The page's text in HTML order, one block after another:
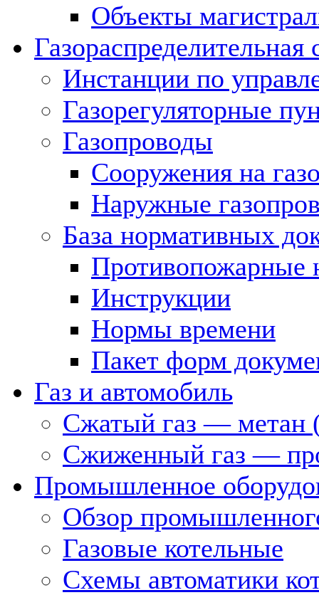
Объекты
Газораспределительная
Инстанции по
Газорегуляторные
Газопроводы
Сооружения на
Наружные
База нормативных
Противопожарные
Инструкции
Нормы времени
Пакет форм
Газ и автомобиль
Сжатый газ — метан
Сжиженный газ —
Промышленное
Обзор
Газовые котельные
Схемы автоматики